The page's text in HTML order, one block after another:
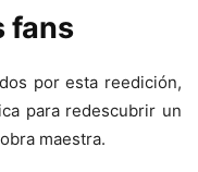
fans
por esta reedición,
para redescubrir un
maestra.